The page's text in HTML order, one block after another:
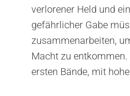
verlorener Held und
gefährlicher Gabe
zusammenarbeiten,
Macht zu
ersten Bände, mit